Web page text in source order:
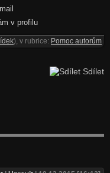
v profilu
), v rubrice: Pomoc autorům
Sdílet